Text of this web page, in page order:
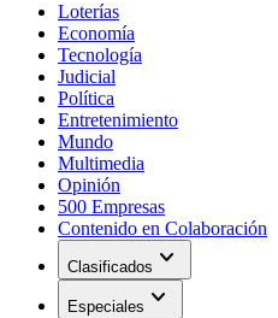
Loterías
Economía
Tecnología
Judicial
Política
Entretenimiento
Mundo
Multimedia
Opinión
500 Empresas
Contenido en Colaboración
Clasificados expand_more
Especiales expand_more